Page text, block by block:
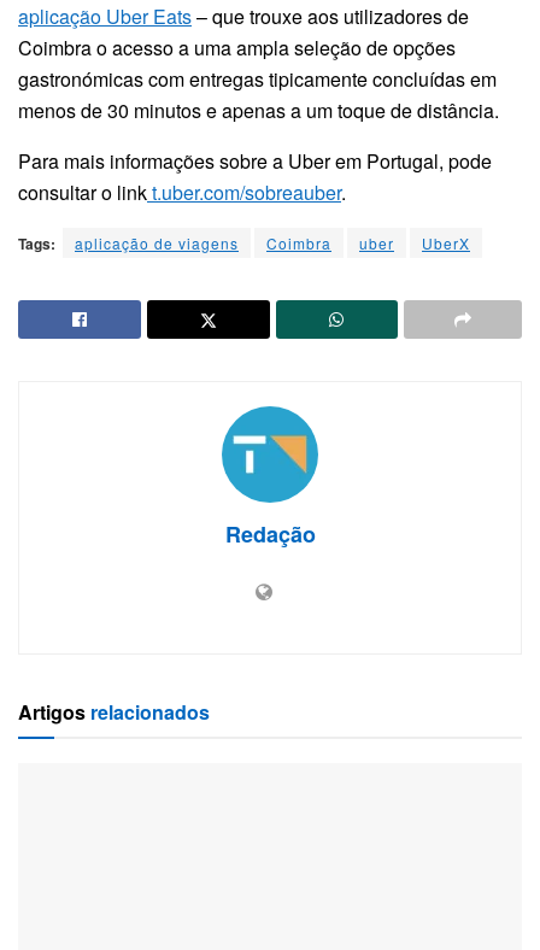
aplicação Uber Eats– que trouxe aos utilizadores de
Coimbra o acesso a uma ampla seleção de opções
gastronómicas com entregas tipicamente concluídas em
menos de 30 minutos e apenas a um toque de distância.
Para mais informações sobre a Uber em Portugal, pode
consultar o linkt.uber.com/sobreauber.
Tags: aplicação de viagens Coimbra uber UberX
Redação
Artigos relacionados